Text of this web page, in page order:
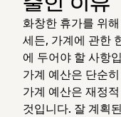
화창한 휴가를 위
세든, 가계에 관한
에 두어야 할 사항
가계 예산은 단순
가계 예산은 재정
것입니다. 잘 계획